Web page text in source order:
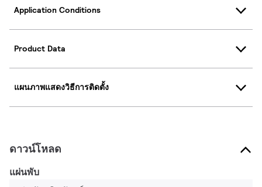
Application Conditions
Product Data
แผนภาพแสดงวิธีการติดตั้ง
ดาวน์โหลด
แผ่นพับ